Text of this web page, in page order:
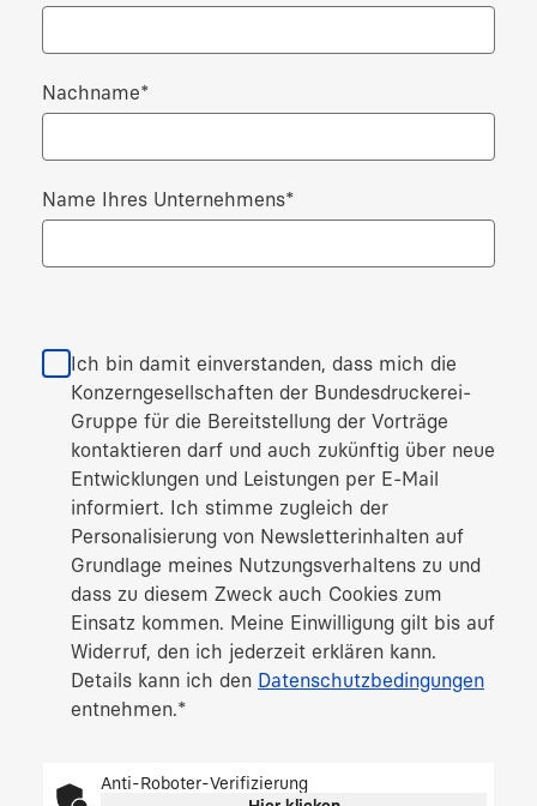
Nachname*
Name Ihres Unternehmens*
Ich bin damit einverstanden, dass mich die
Konzerngesellschaften der Bundesdruckerei-
Gruppe für die Bereitstellung der Vorträge
kontaktieren darf und auch zukünftig über neue
Entwicklungen und Leistungen per E-Mail
informiert. Ich stimme zugleich der
Personalisierung von Newsletterinhalten auf
Grundlage meines Nutzungsverhaltens zu und
dass zu diesem Zweck auch Cookies zum
Einsatz kommen. Meine Einwilligung gilt bis auf
Widerruf, den ich jederzeit erklären kann.
Details kann ich den Datenschutzbedingungen
entnehmen.*
Anti-Roboter-Verifizierung